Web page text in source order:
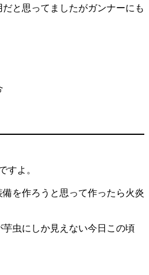
と思ってましたがガンナーにも
すよ。
を作ろうと思って作ったら火炎
虫にしか見えない今日この頃